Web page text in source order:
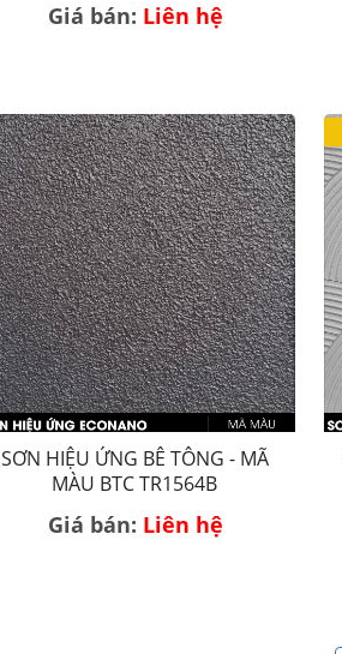
Giá bán: Liên hệ
SƠN HIỆU ỨNG BÊ TÔNG - MÃ
MÀU BTC TR1564B
Giá bán: Liên hệ